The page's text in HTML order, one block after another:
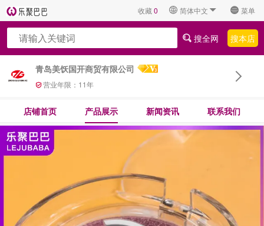
收藏0 简体中文 菜单
青岛美饫国开商贸有限公司
营业年限： 11年
搜全网 搜本店
店铺首页 产品展示 新闻资讯 联系我们